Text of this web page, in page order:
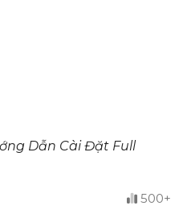
Dẫn Cài Đặt Full
500+